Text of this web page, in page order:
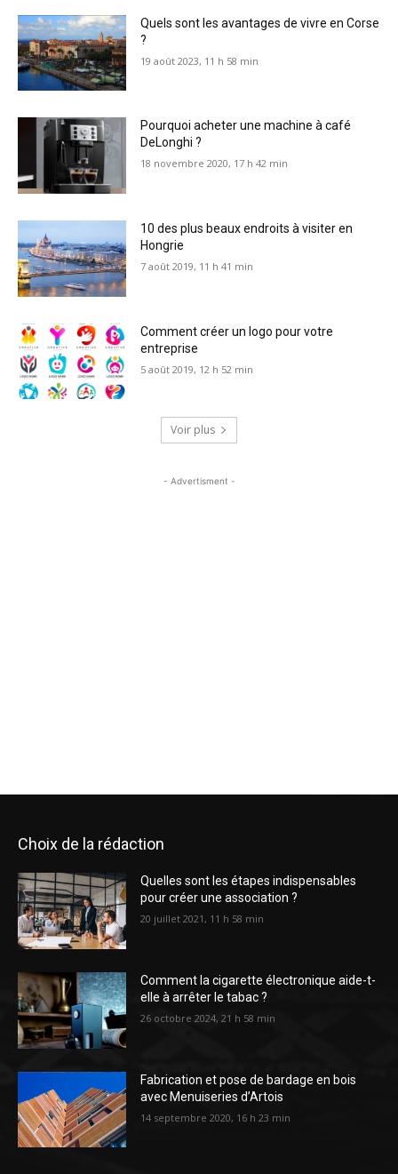
Quels sont les avantages de vivre en Corse
?
19 août 2023, 11 h 58 min
Pourquoi acheter une machine à café
DeLonghi ?
18 novembre 2020, 17 h 42 min
10 des plus beaux endroits à visiter en
Hongrie
7 août 2019, 11 h 41 min
Comment créer un logo pour votre
entreprise
5 août 2019, 12 h 52 min
Voir plus
- Advertisment -
Choix de la rédaction
Quelles sont les étapes indispensables
pour créer une association ?
20 juillet 2021, 11 h 58 min
Comment la cigarette électronique aide-t-
elle à arrêter le tabac ?
26 octobre 2024, 21 h 58 min
Fabrication et pose de bardage en bois
avec Menuiseries d’Artois
14 septembre 2020, 16 h 23 min